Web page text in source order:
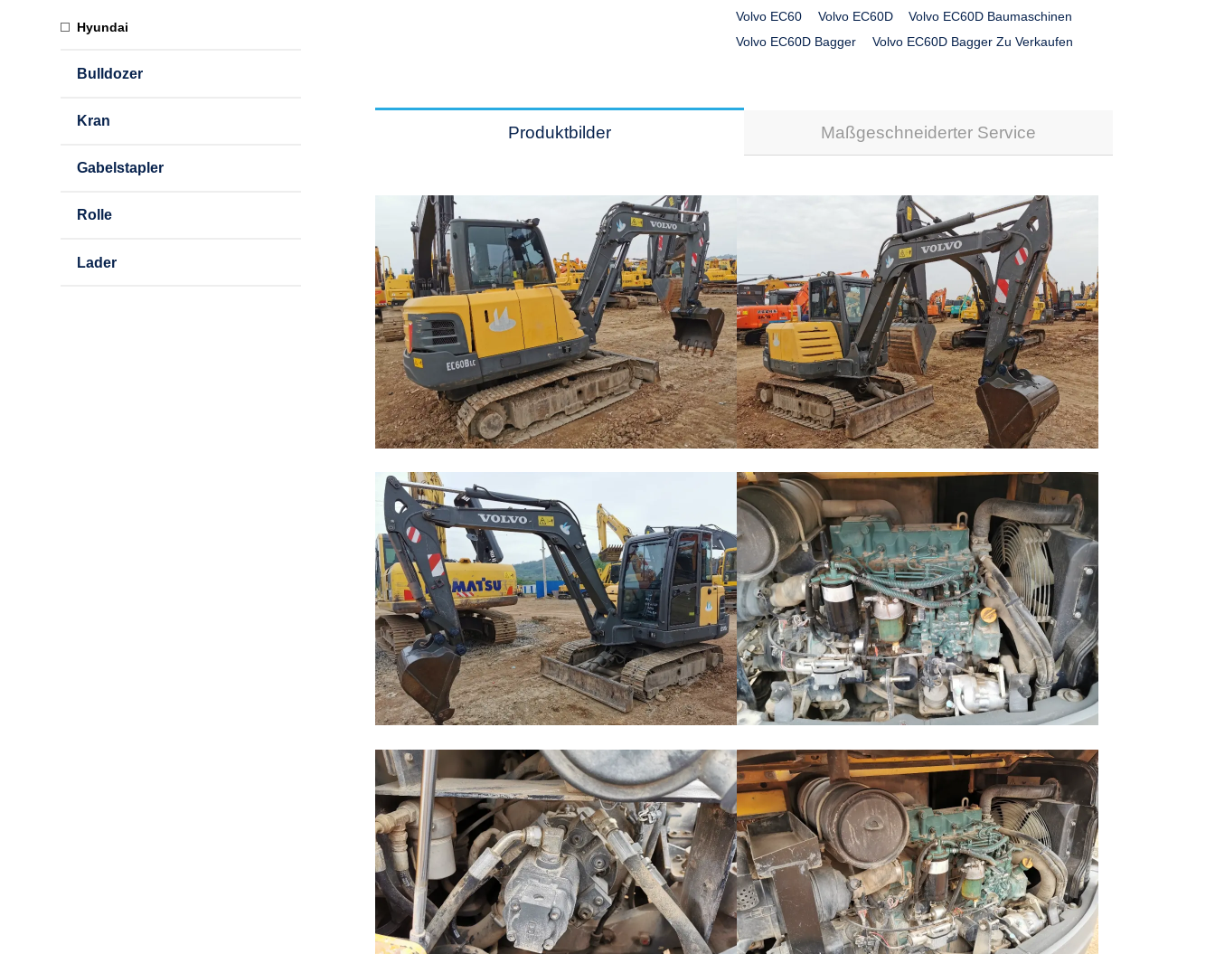
Hyundai
Bulldozer
Kran
Gabelstapler
Rolle
Lader
Volvo EC60
Volvo EC60D
Volvo EC60D Baumaschinen
Volvo EC60D Bagger
Volvo EC60D Bagger Zu Verkaufen
Produktbilder Maßgeschneiderter Service